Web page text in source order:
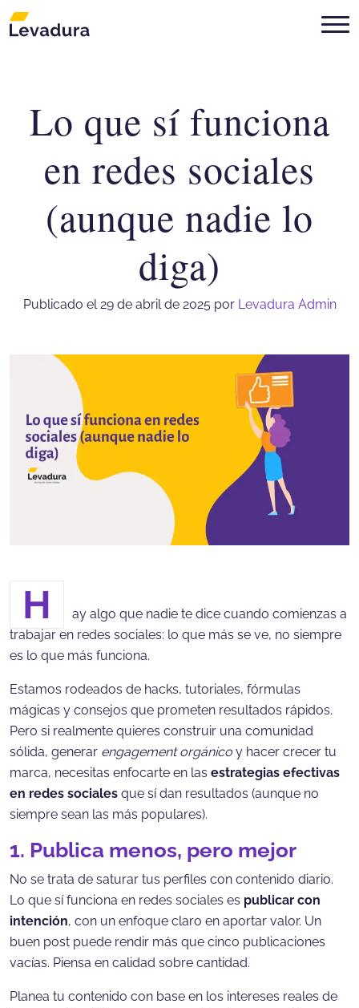
Agencia de marketing digital
Lo que sí funciona
en redes sociales
(aunque nadie lo
diga)
Publicado el 29 de abril de 2025 por Levadura Admin
H
ay algo que nadie te dice cuando comienzas a
trabajar en redes sociales: lo que más se ve, no siempre
es lo que más funciona.
Estamos rodeados de hacks, tutoriales, fórmulas
mágicas y consejos que prometen resultados rápidos.
Pero si realmente quieres construir una comunidad
sólida, generar engagement orgánico y hacer crecer tu
marca, necesitas enfocarte en las estrategias efectivas
en redes sociales que sí dan resultados (aunque no
siempre sean las más populares).
1. Publica menos, pero mejor
No se trata de saturar tus perfiles con contenido diario.
Lo que sí funciona en redes sociales es publicar con
intención, con un enfoque claro en aportar valor. Un
buen post puede rendir más que cinco publicaciones
vacías. Piensa en calidad sobre cantidad.
Planea tu contenido con base en los intereses reales de